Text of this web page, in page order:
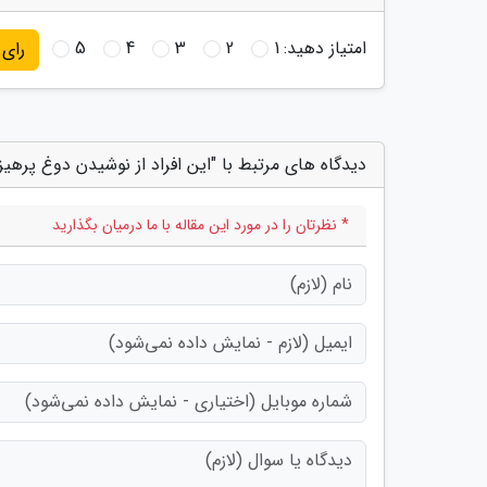
امتیاز دهید:1
2
3
4
5 رای
دیدگاه های مرتبط با "این افراد از نوشیدن دوغ
* نظرتان را در مورد این مقاله با ما درمیان بگذارید